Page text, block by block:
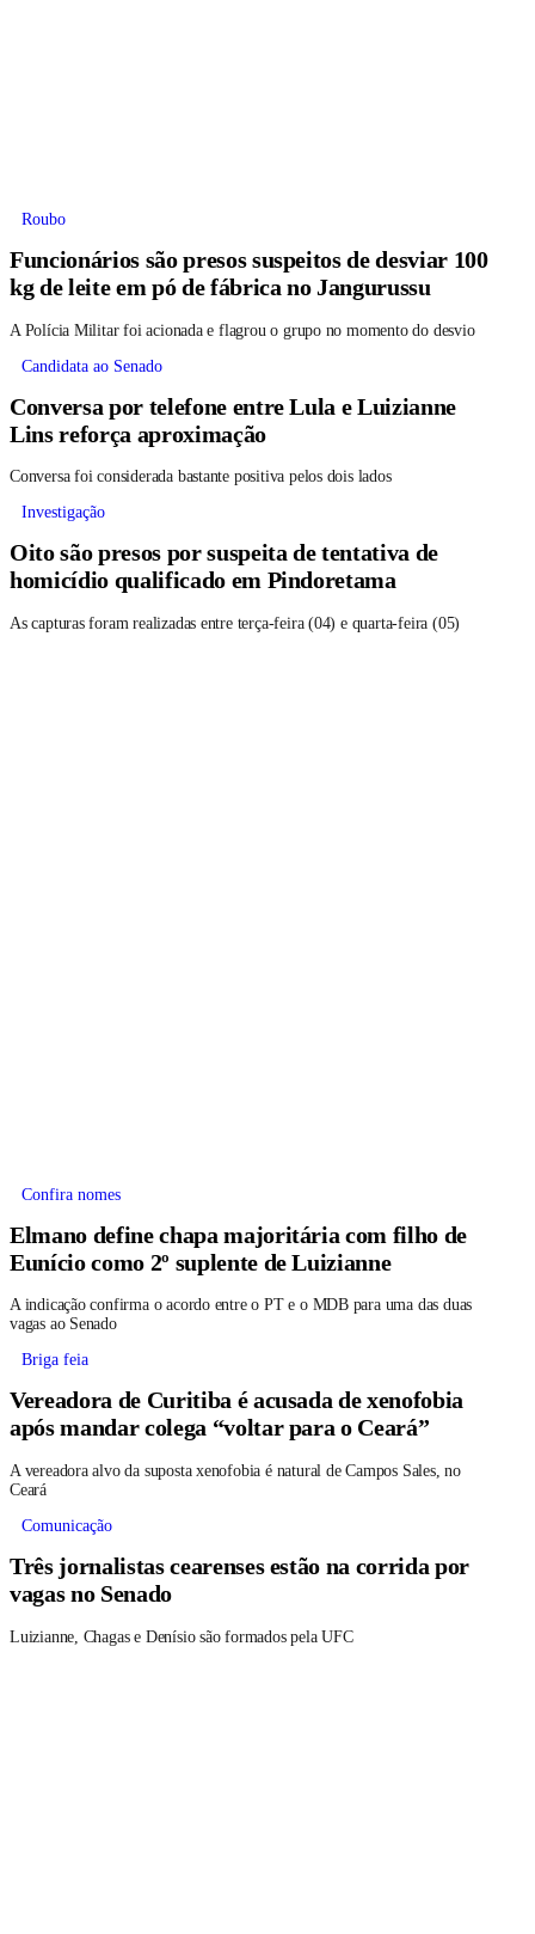
Roubo
Funcionários são presos suspeitos de desviar 100
kg de leite em pó de fábrica no Jangurussu
A Polícia Militar foi acionada e flagrou o grupo no momento do desvio
Candidata ao Senado
Conversa por telefone entre Lula e Luizianne
Lins reforça aproximação
Conversa foi considerada bastante positiva pelos dois lados
Investigação
Oito são presos por suspeita de tentativa de
homicídio qualificado em Pindoretama
As capturas foram realizadas entre terça-feira (04) e quarta-feira (05)
Confira nomes
Elmano define chapa majoritária com filho de
Eunício como 2º suplente de Luizianne
A indicação confirma o acordo entre o PT e o MDB para uma das duas
vagas ao Senado
Briga feia
Vereadora de Curitiba é acusada de xenofobia
após mandar colega “voltar para o Ceará”
A vereadora alvo da suposta xenofobia é natural de Campos Sales, no
Ceará
Comunicação
Três jornalistas cearenses estão na corrida por
vagas no Senado
Luizianne, Chagas e Denísio são formados pela UFC